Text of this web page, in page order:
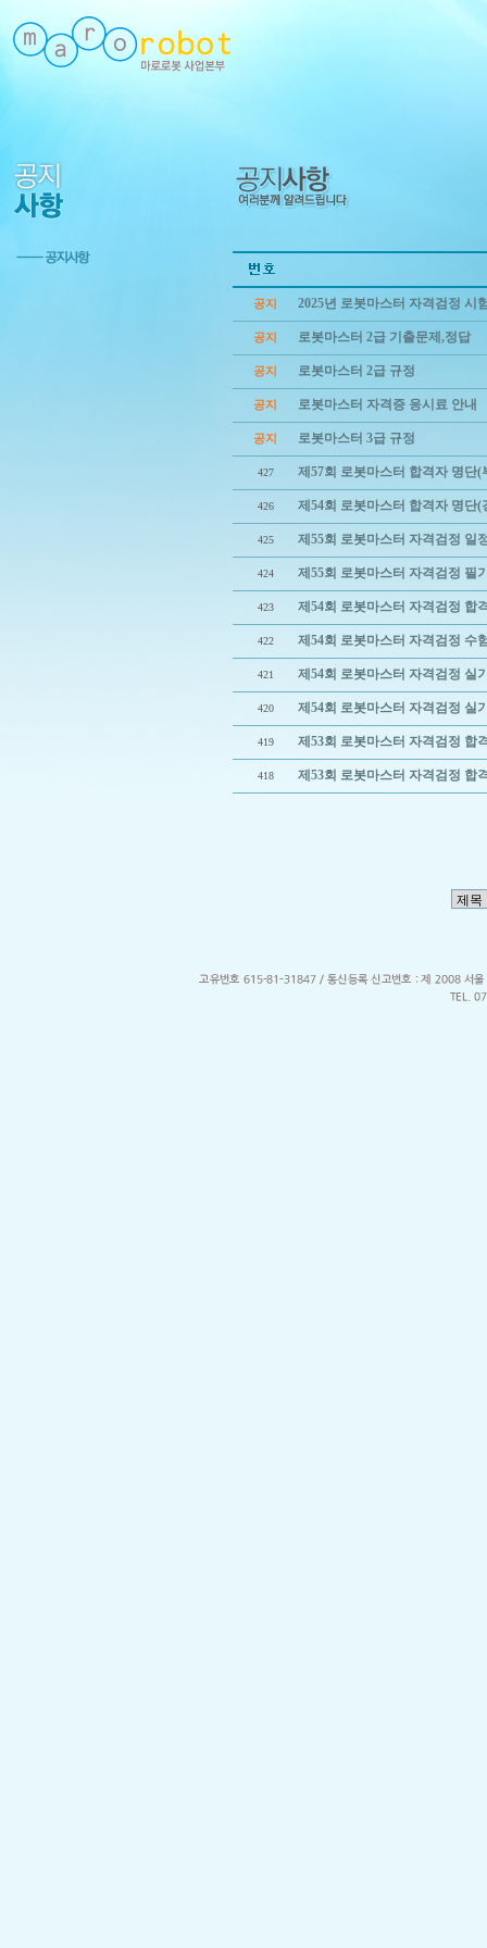
공지 2025년 로봇마스터 자격검정 시
공지 로봇마스터 2급 기출문제,정답
공지 로봇마스터 2급 규정
공지 로봇마스터 자격증 응시료 안내
공지 로봇마스터 3급 규정
427 제57회 로봇마스터 합격자 명단(
426 제54회 로봇마스터 합격자 명단(
425 제55회 로봇마스터 자격검정 일
424 제55회 로봇마스터 자격검정 필
423 제54회 로봇마스터 자격검정 합
422 제54회 로봇마스터 자격검정 수
421 제54회 로봇마스터 자격검정 실
420 제54회 로봇마스터 자격검정 실
419 제53회 로봇마스터 자격검정 합
418 제53회 로봇마스터 자격검정 합